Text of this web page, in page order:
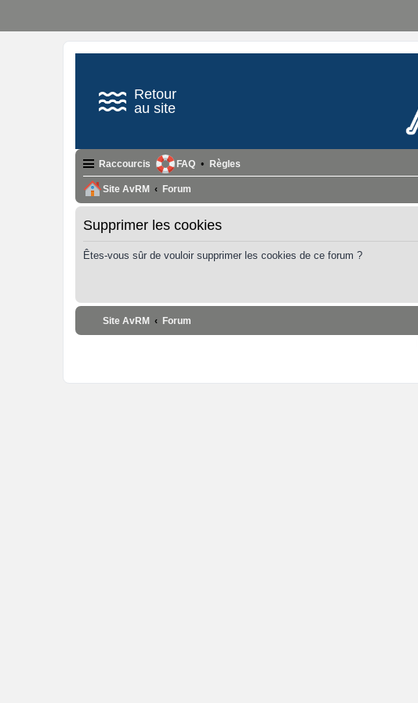
Retour
au site
Raccourcis FAQ Règles
Site AvRM Forum
Supprimer les cookies
Êtes-vous sûr de vouloir supprimer les cookies de ce forum ?
Site AvRM Forum